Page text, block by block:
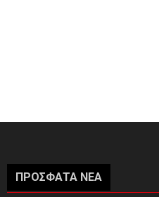
ΠΡΌΣΦΑΤΑ ΝΈΑ